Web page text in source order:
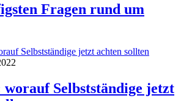
Fragen rund um
Selbstständige jetzt